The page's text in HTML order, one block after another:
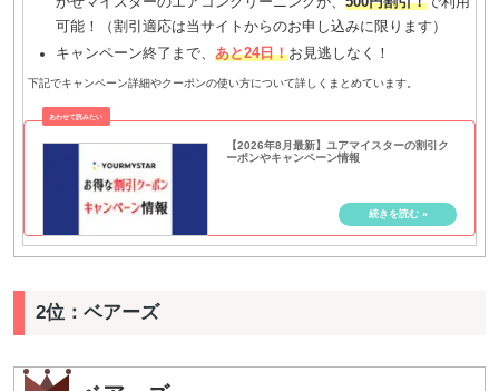
可能！（割引適応は当サイトからのお申し込みに限ります）
キャンペーン終了まで、 あと24日！お見逃しなく！
下記でキャンペーン詳細やクーポンの使い方について詳しくまとめています。
【2026年8月最新】ユアマイスターの割引ク
ーポンやキャンペーン情報
2位：ベアーズ